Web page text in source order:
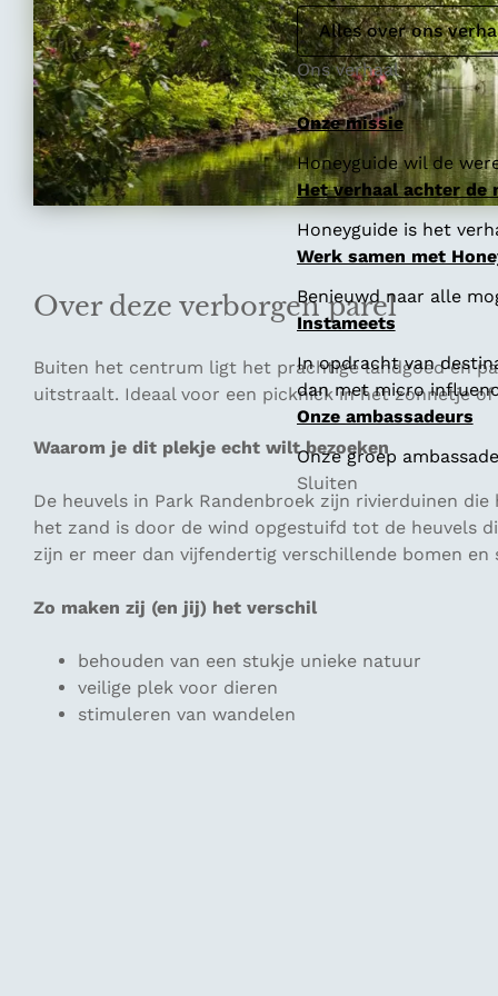
Alles over ons
Ons verhaal
Onze missie
Honeyguide wil de
Het verhaal achter de
Honeyguide is het
Werk samen met
Benieuwd naar alle
Instameets
In opdracht van
dan met micro
Onze ambassadeurs
Onze groep
Sluiten
Over deze verborgen parel
Buiten het centrum ligt het prachtige landgoed en
uitstraalt. Ideaal voor een picknick in het zonnetje
Waarom je dit plekje echt wilt bezoeken
De heuvels in Park Randenbroek zijn rivierduinen
het zand is door de wind opgestuifd tot de heuvels
zijn er meer dan vijfendertig verschillende bomen en
Zo maken zij (en jij) het verschil
behouden van een stukje unieke natuur
veilige plek voor dieren
stimuleren van wandelen